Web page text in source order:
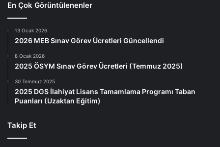
En Çok Görüntülenenler
13 Ocak 2026
2026 MEB Sınav Görev Ücretleri Güncellendi
8 Ocak 2026
2025 ÖSYM Sınav Görev Ücretleri (Temmuz 2025)
30 Temmuz 2025
2025 DGS İlahiyat Lisans Tamamlama Programı Taban
Puanları (Uzaktan Eğitim)
Takip Et